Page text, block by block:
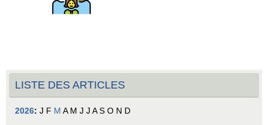
LISTE DES ARTICLES
2026: J F M A M J J A S O N D